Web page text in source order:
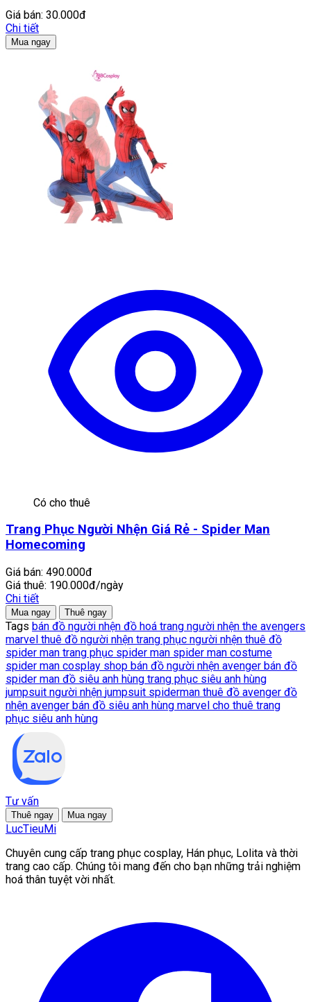
Giá bán: 30.000đ
Chi tiết
Mua ngay
Có cho thuê
Trang Phục Người Nhện Giá Rẻ - Spider Man
Homecoming
Giá bán: 490.000đ
Giá thuê: 190.000đ/ngày
Chi tiết
Mua ngay Thuê ngay
Tags bán đồ người nhện đồ hoá trang người nhện the avengers
marvel thuê đồ người nhện trang phục người nhện thuê đồ
spider man trang phục spider man spider man costume
spider man cosplay shop bán đồ người nhện avenger bán đồ
spider man đồ siêu anh hùng trang phục siêu anh hùng
jumpsuit người nhện jumpsuit spiderman thuê đồ avenger đồ
nhện avenger bán đồ siêu anh hùng marvel cho thuê trang
phục siêu anh hùng
Tư vấn
Thuê ngay Mua ngay
LucTieuMi
Chuyên cung cấp trang phục cosplay, Hán phục, Lolita và thời
trang cao cấp. Chúng tôi mang đến cho bạn những trải nghiệm
hoá thân tuyệt vời nhất.